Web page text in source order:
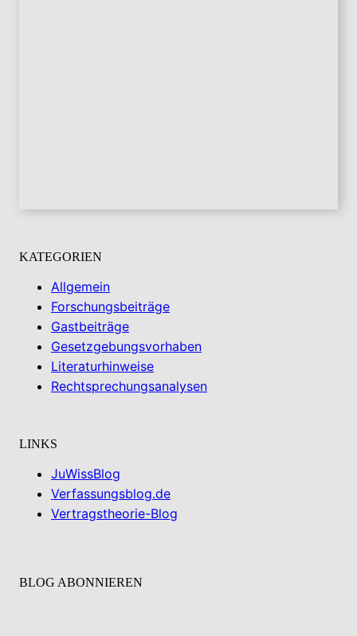
KATEGORIEN
Allgemein
Forschungsbeiträge
Gastbeiträge
Gesetzgebungsvorhaben
Literaturhinweise
Rechtsprechungsanalysen
LINKS
JuWissBlog
Verfassungsblog.de
Vertragstheorie-Blog
BLOG ABONNIEREN